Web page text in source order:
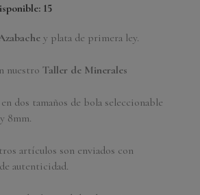
15
y plata de primera ley.
nuestroTaller de Minerales
dos tamaños de bola seleccionable
8mm.
artículos son enviados con
autenticidad.